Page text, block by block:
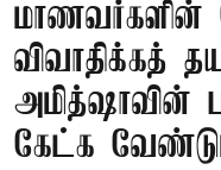
மாணவர்களின்
விவாதிக்கத்
அமித்ஷாவின்
கேட்க